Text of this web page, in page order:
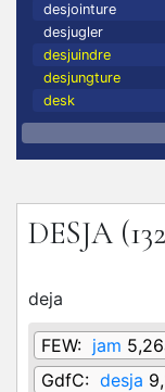
desjointure
desjugler
desjuindre
desjungture
desk
DESJA
deja
FEW: jam
GdfC: desja